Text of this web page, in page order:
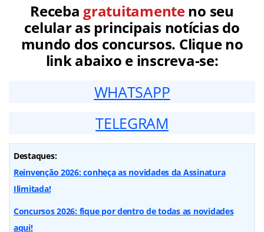
Receba gratuitamenteno seu
celular as principais notícias do
mundo dos concursos. Clique no
link abaixo e inscreva-se:
WHATSAPP
TELEGRAM
Destaques:
Reinvenção 2026: conheça as novidades da Assinatura
Ilimitada!
Concursos 2026: fique por dentro de todas as novidades
aqui!